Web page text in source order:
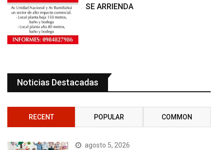
SE ARRIENDA
Noticias Destacadas
RECENT POPULAR COMMON
agosto 5, 2026